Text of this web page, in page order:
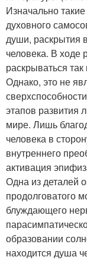
Изначально
духовного
души, раскрытия
человека. В ходе
раскрываться
Однако, это не
этапов развития
мире. Лишь
человека в
внутреннего
активация
Одна из деталей
продолговатого
блуждающего
образовании
находится душа